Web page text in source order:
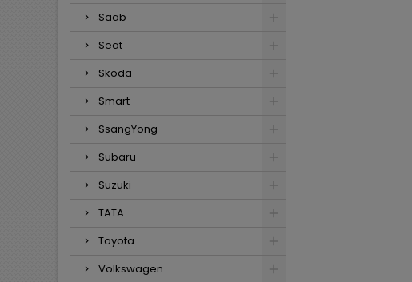
Saab
Seat
Skoda
Smart
SsangYong
Subaru
Suzuki
TATA
Toyota
Volkswagen